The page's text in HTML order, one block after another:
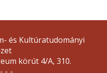
és Kultúratudományi
körút 4/A, 310.